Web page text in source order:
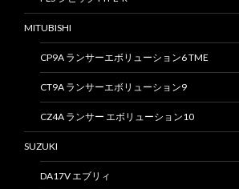
MITUBISHI
CP9A ランサーエボリューション6 TME
CT9A ランサーエボリューション9
CZ4A ランサー エボリューション10
SUZUKI
DA17V エブリィ